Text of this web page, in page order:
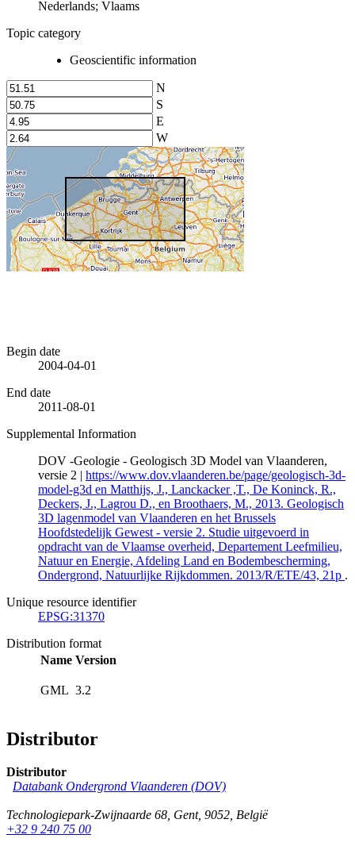
Nederlands; Vlaams
Topic category
Geoscientific information
N
S
E
W
Begin date
2004-04-01
End date
2011-08-01
Supplemental Information
DOV -Geologie - Geologisch 3D Model van Vlaanderen,
versie 2 | https://www.dov.vlaanderen.be/page/geologisch-3d-
model-g3d en Matthijs, J., Lanckacker ,T., De Koninck, R.,
Deckers, J., Lagrou D., en Broothaers, M., 2013. Geologisch
3D lagenmodel van Vlaanderen en het Brussels
Hoofdstedelijk Gewest - versie 2. Studie uitgevoerd in
opdracht van de Vlaamse overheid, Departement Leefmilieu,
Natuur en Energie, Afdeling Land en Bodembescherming,
Ondergrond, Natuurlijke Rijkdommen. 2013/R/ETE/43, 21p .
Unique resource identifier
EPSG:31370
Distribution format
Name Version
GML 3.2
Distributor
Distributor
Databank Ondergrond Vlaanderen (DOV)
Technologiepark-Zwijnaarde 68, Gent, 9052, België
+32 9 240 75 00